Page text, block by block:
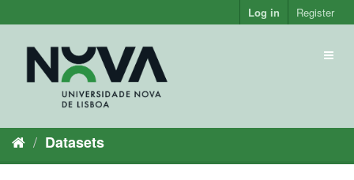
to
Log in Register
Datasets